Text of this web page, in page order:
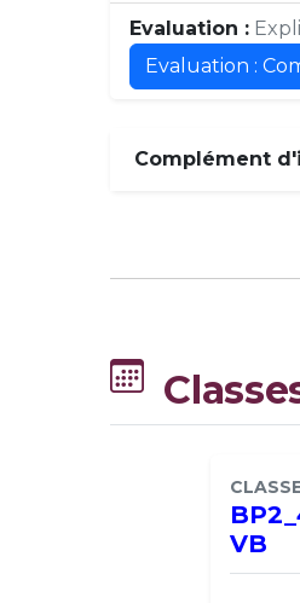
Evaluation :
Evaluation :
Complément
VB